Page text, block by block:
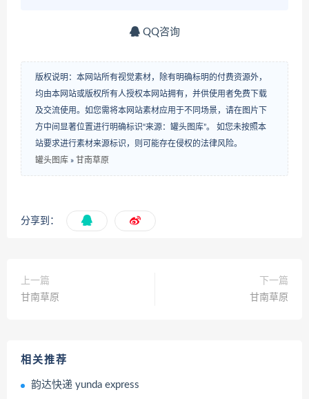
QQ咨询
版权说明：本网站所有视觉素材，除有明确标明的付费资源外，
均由本网站或版权所有人授权本网站拥有，并供使用者免费下载
及交流使用。如您需将本网站素材应用于不同场景，请在图片下
方中间显著位置进行明确标识“来源：罐头图库”。 如您未按照本
站要求进行素材来源标识，则可能存在侵权的法律风险。
罐头图库 » 甘南草原
分享到：
上一篇
甘南草原
下一篇
甘南草原
相关推荐
韵达快递 yunda express